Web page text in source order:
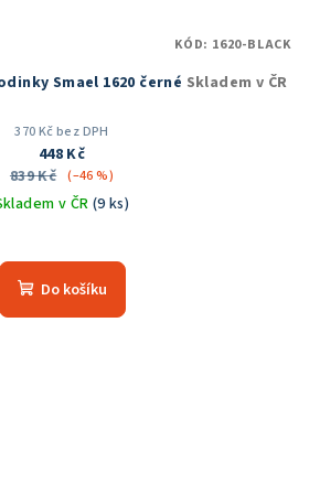
Smael 1620 černé Skladem v ČR
370 Kč bez DPH
448 Kč
839 Kč (–46 %)
v ČR (9 ks)
hodnocení
produktu
Do košíku
KÓD: 1620-BLACK